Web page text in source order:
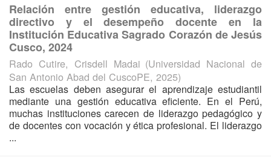
Relación entre gestión educativa, liderazgo
directivo y el desempeño docente en la
Institución Educativa Sagrado Corazón de Jesús
Cusco, 2024
Rado Cutire, Crisdell Madai (Universidad Nacional de
San Antonio Abad del CuscoPE, 2025)
Las escuelas deben asegurar el aprendizaje estudiantil
mediante una gestión educativa eficiente. En el Perú,
muchas instituciones carecen de liderazgo pedagógico y
de docentes con vocación y ética profesional. El liderazgo
...